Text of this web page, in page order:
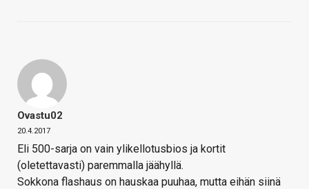
Ovastu02
20.4.2017
Eli 500-sarja on vain ylikellotusbios ja kortit
(oletettavasti) paremmalla jäähyllä.
Sokkona flashaus on hauskaa puuhaa, mutta eihän siinä